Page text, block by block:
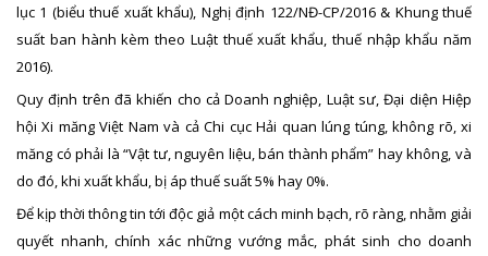
lục 1 (biểu thuế xuất khẩu), Nghị định 122/NĐ-CP/2016 & Khung thuế
suất ban hành kèm theo Luật thuế xuất khẩu, thuế nhập khẩu năm
2016).
Quy định trên đã khiến cho cả Doanh nghiệp, Luật sư, Đại diện Hiệp
hội Xi măng Việt Nam và cả Chi cục Hải quan lúng túng, không rõ, xi
măng có phải là “Vật tư, nguyên liệu, bán thành phẩm” hay không, và
do đó, khi xuất khẩu, bị áp thuế suất 5% hay 0%.
Để kịp thời thông tin tới độc giả một cách minh bạch, rõ ràng, nhằm giải
quyết nhanh, chính xác những vướng mắc, phát sinh cho doanh